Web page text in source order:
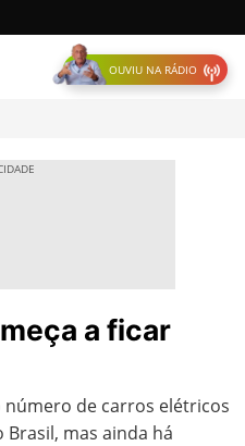
OUVIU NA RÁDIO
a ficar
de carros elétricos
mas ainda há